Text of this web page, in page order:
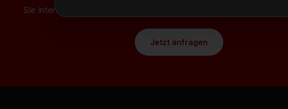
Sie interessieren sich für Eventfilme? Wir beraten Sie gerne und
Jetzt anfragen